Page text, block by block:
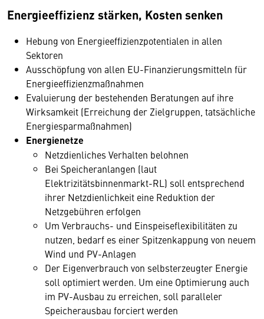
Energieeffizienz stärken, Kosten senken
Hebung von Energieeffizienzpotentialen in allen
Sektoren
Ausschöpfung von allen EU-Finanzierungsmitteln für
Energieeffizienzmaßnahmen
Evaluierung der bestehenden Beratungen auf ihre
Wirksamkeit (Erreichung der Zielgruppen, tatsächliche
Energiesparmaßnahmen)
Energienetze
Netzdienliches Verhalten belohnen
Bei Speicheranlangen (laut
Elektrizitätsbinnenmarkt-RL) soll entsprechend
ihrer Netzdienlichkeit eine Reduktion der
Netzgebühren erfolgen
Um Verbrauchs- und Einspeiseflexibilitäten zu
nutzen, bedarf es einer Spitzenkappung von neuem
Wind und PV-Anlagen
Der Eigenverbrauch von selbsterzeugter Energie
soll optimiert werden. Um eine Optimierung auch
im PV-Ausbau zu erreichen, soll paralleler
Speicherausbau forciert werden